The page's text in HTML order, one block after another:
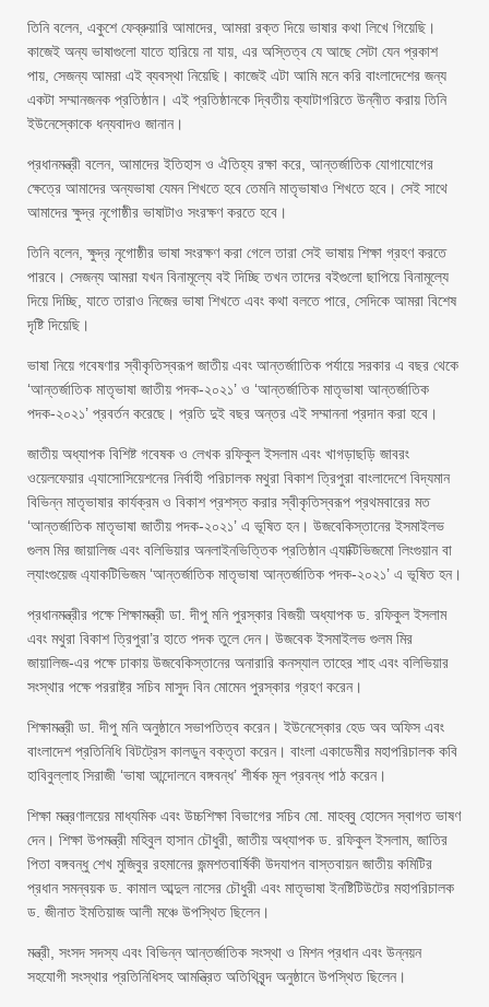
তিনি বলেন, একুশে ফেব্রুয়ারি আমাদের, আমরা রক্ত দিয়ে ভাষার কথা লিখে গিয়েছি।
কাজেই অন্য ভাষাগুলো যাতে হারিয়ে না যায়, এর অস্তিত্ব যে আছে সেটা যেন প্রকাশ
পায়, সেজন্য আমরা এই ব্যবস্থা নিয়েছি। কাজেই এটা আমি মনে করি বাংলাদেশের জন্য
একটা সম্মানজনক প্রতিষ্ঠান। এই প্রতিষ্ঠানকে দ্বিতীয় ক্যাটাগরিতে উন্নীত করায় তিনি
ইউনেস্কোকে ধন্যবাদও জানান।
প্রধানমন্ত্রী বলেন, আমাদের ইতিহাস ও ঐতিহ্য রক্ষা করে, আন্তর্জাতিক যোগাযোগের
ক্ষেত্রে আমাদের অন্যভাষা যেমন শিখতে হবে তেমনি মাতৃভাষাও শিখতে হবে। সেই সাথে
আমাদের ক্ষুদ্র নৃগোষ্ঠীর ভাষাটাও সংরক্ষণ করতে হবে।
তিনি বলেন, ক্ষুদ্র নৃগোষ্ঠীর ভাষা সংরক্ষণ করা গেলে তারা সেই ভাষায় শিক্ষা গ্রহণ করতে
পারবে। সেজন্য আমরা যখন বিনামূল্যে বই দিচ্ছি তখন তাদের বইগুলো ছাপিয়ে বিনামূল্যে
দিয়ে দিচ্ছি, যাতে তারাও নিজের ভাষা শিখতে এবং কথা বলতে পারে, সেদিকে আমরা বিশেষ
দৃষ্টি দিয়েছি।
ভাষা নিয়ে গবেষণার স্বীকৃতিস্বরূপ জাতীয় এবং আন্তর্জাাতিক পর্যায়ে সরকার এ বছর থেকে
‘আন্তর্জাতিক মাতৃভাষা জাতীয় পদক-২০২১’ ও ‘আন্তর্জাতিক মাতৃভাষা আন্তর্জাতিক
পদক-২০২১’ প্রবর্তন করেছে। প্রতি দুই বছর অন্তর এই সম্মাননা প্রদান করা হবে।
জাতীয় অধ্যাপক বিশিষ্ট গবেষক ও লেখক রফিকুল ইসলাম এবং খাগড়াছড়ি জাবরং
ওয়েলফেয়ার এ্যাসোসিয়েশনের নির্বাহী পরিচালক মথুরা বিকাশ ত্রিপুরা বাংলাদেশে বিদ্যমান
বিভিন্ন মাতৃভাষার কার্যক্রম ও বিকাশ প্রশস্ত করার স্বীকৃতিস্বরূপ প্রথমবারের মত
‘আন্তর্জাতিক মাতৃভাষা জাতীয় পদক-২০২১’ এ ভূষিত হন। উজবেকিস্তানের ইসমাইলভ
গুলম মির জায়ালিজ এবং বলিভিয়ার অনলাইনভিত্তিক প্রতিষ্ঠান এ্যাক্টিভিজমো লিংগুয়ান বা
ল্যাংগুয়েজ এ্যাকটিভিজম ‘আন্তর্জাতিক মাতৃভাষা আন্তর্জাতিক পদক-২০২১’ এ ভূষিত হন।
প্রধানমন্ত্রীর পক্ষে শিক্ষামন্ত্রী ডা. দীপু মনি পুরস্কার বিজয়ী অধ্যাপক ড. রফিকুল ইসলাম
এবং মথুরা বিকাশ ত্রিপুরা’র হাতে পদক তুলে দেন। উজবেক ইসমাইলভ গুলম মির
জায়ালিজ-এর পক্ষে ঢাকায় উজবেকিস্তানের অনারারি কনস্যাল তাহের শাহ এবং বলিভিয়ার
সংস্থার পক্ষে পররাষ্ট্র সচিব মাসুদ বিন মোমেন পুরস্কার গ্রহণ করেন।
শিক্ষামন্ত্রী ডা. দীপু মনি অনুষ্ঠানে সভাপতিত্ব করেন। ইউনেস্কোর হেড অব অফিস এবং
বাংলাদেশ প্রতিনিধি বিটট্রেস কালডুন বক্তৃতা করেন। বাংলা একাডেমীর মহাপরিচালক কবি
হাবিবুল্লাহ সিরাজী ‘ভাষা আন্দোলনে বঙ্গবন্ধ’ শীর্ষক মূল প্রবন্ধ পাঠ করেন।
শিক্ষা মন্ত্রণালয়ের মাধ্যমিক এবং উচ্চশিক্ষা বিভাগের সচিব মো. মাহব্বু হোসেন স্বাগত ভাষণ
দেন। শিক্ষা উপমন্ত্রী মহিবুল হাসান চৌধুরী, জাতীয় অধ্যাপক ড. রফিকুল ইসলাম, জাতির
পিতা বঙ্গবন্ধু শেখ মুজিবুর রহমানের জন্মশতবার্ষিকী উদযাপন বাস্তবায়ন জাতীয় কমিটির
প্রধান সমন্বয়ক ড. কামাল আব্দুল নাসের চৌধুরী এবং মাতৃভাষা ইনষ্টিটিউটের মহাপরিচালক
ড. জীনাত ইমতিয়াজ আলী মঞ্চে উপস্থিত ছিলেন।
মন্ত্রী, সংসদ সদস্য এবং বিভিন্ন আন্তর্জাতিক সংস্থা ও মিশন প্রধান এবং উন্নয়ন
সহযোগী সংস্থার প্রতিনিধিসহ আমন্ত্রিত অতিথিবৃন্দ অনুষ্ঠানে উপস্থিত ছিলেন।